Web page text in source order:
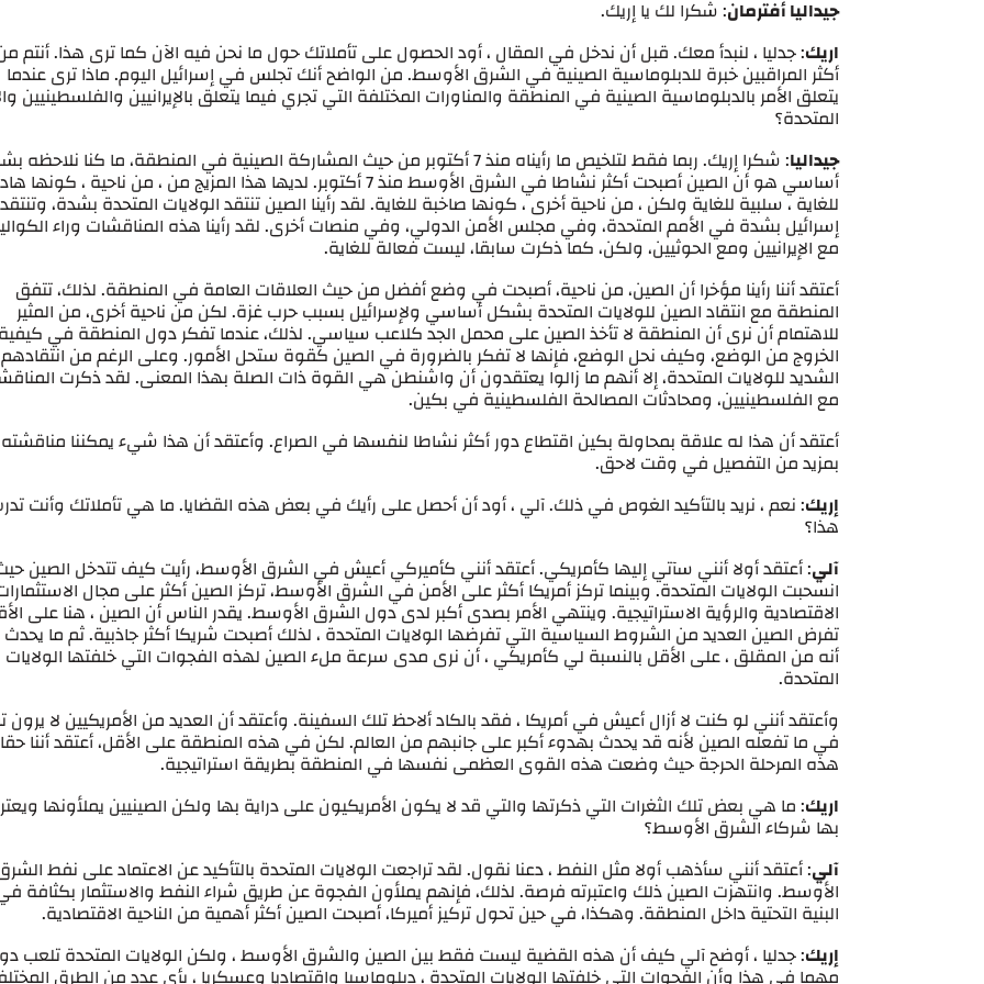
جيداليا أفترمان: شكرا لك يا إريك.
اريك: جدليا ، لنبدأ معك. قبل أن ندخل في المقال ، أود الحصول على تأملاتك حول ما نحن فيه الآن كما ترى هذا. أنتم
أكثر المراقبين خبرة للدبلوماسية الصينية في الشرق الأوسط. من الواضح أنك تجلس في إسرائيل اليوم. ماذا ترى عندما
يتعلق الأمر بالدبلوماسية الصينية في المنطقة والمناورات المختلفة التي تجري فيما يتعلق بالإيرانيين والفلسطينيين
المتحدة؟
جيداليا
: شكرا إريك. ربما فقط لتلخيص ما رأيناه منذ 7 أكتوبر من حيث المشاركة الصينية في المنطقة، ما كنا
أساسي هو أن الصين أصبحت أكثر نشاطا في الشرق الأوسط منذ 7 أكتوبر. لديها هذا المزيج من ، من ناحية ،
للغاية ، سلبية للغاية ولكن ، من ناحية أخرى ، كونها صاخبة للغاية. لقد رأينا الصين تنتقد الولايات المتحدة بشدة، وتنتقد
إسرائيل بشدة في الأمم المتحدة، وفي مجلس الأمن الدولي، وفي منصات أخرى. لقد رأينا هذه المناقشات وراء
مع الإيرانيين ومع الحوثيين، ولكن، كما ذكرت سابقا، ليست فعالة للغاية.
أعتقد أننا رأينا مؤخرا أن الصين، من ناحية، أصبحت في وضع أفضل من حيث العلاقات العامة في المنطقة. لذلك، تتفق
المنطقة مع انتقاد الصين للولايات المتحدة بشكل أساسي ولإسرائيل بسبب حرب غزة. لكن من ناحية أخرى، من المثير
للاهتمام أن نرى أن المنطقة لا تأخذ الصين على محمل الجد كلاعب سياسي. لذلك، عندما تفكر دول المنطقة في كيفية
الخروج من الوضع، وكيف نحل الوضع، فإنها لا تفكر بالضرورة في الصين كقوة ستحل الأمور. وعلى الرغم من انتقادهم
الشديد للولايات المتحدة، إلا أنهم ما زالوا يعتقدون أن واشنطن هي القوة ذات الصلة بهذا المعنى. لقد ذكرت
مع الفلسطينيين، ومحادثات المصالحة الفلسطينية في بكين.
أعتقد أن هذا له علاقة بمحاولة بكين اقتطاع دور أكثر نشاطا لنفسها في الصراع. وأعتقد أن هذا شيء يمكننا مناقشته
بمزيد من التفصيل في وقت لاحق.
إريك: نعم ، نريد بالتأكيد الغوص في ذلك. آلي ، أود أن أحصل على رأيك في بعض هذه القضايا. ما هي تأملاتك وأنت
هذا؟
آلي: أعتقد أولا أنني سآتي إليها كأمريكي. أعتقد أنني كأميركي أعيش في الشرق الأوسط، رأيت كيف تتدخل الصين
انسحبت الولايات المتحدة. وبينما تركز أمريكا أكثر على الأمن في الشرق الأوسط، تركز الصين أكثر على مجال
الاقتصادية والرؤية الاستراتيجية. وينتهي الأمر بصدى أكبر لدى دول الشرق الأوسط. يقدر الناس أن الصين ، هنا على
تفرض الصين العديد من الشروط السياسية التي تفرضها الولايات المتحدة ، لذلك أصبحت شريكا أكثر جاذبية. ثم ما
أنه من المقلق ، على الأقل بالنسبة لي كأمريكي ، أن نرى مدى سرعة ملء الصين لهذه الفجوات التي خلفتها الولايات
المتحدة.
وأعتقد أنني لو كنت لا أزال أعيش في أمريكا ، فقد بالكاد ألاحظ تلك السفينة. وأعتقد أن العديد من الأمريكيين لا يرون
في ما تفعله الصين لأنه قد يحدث بهدوء أكبر على جانبهم من العالم. لكن في هذه المنطقة على الأقل، أعتقد أننا
هذه المرحلة الحرجة حيث وضعت هذه القوى العظمى نفسها في المنطقة بطريقة استراتيجية.
اريك: ما هي بعض تلك الثغرات التي ذكرتها والتي قد لا يكون الأمريكيون على دراية بها ولكن الصينيين يملأونها
بها شركاء الشرق الأوسط؟
آلي: أعتقد أنني سأذهب أولا مثل النفط ، دعنا نقول. لقد تراجعت الولايات المتحدة بالتأكيد عن الاعتماد على نفط
الأوسط. وانتهزت الصين ذلك واعتبرته فرصة. لذلك، فإنهم يملأون الفجوة عن طريق شراء النفط والاستثمار بكثافة
البنية التحتية داخل المنطقة. وهكذا، في حين تحول تركيز أميركا، أصبحت الصين أكثر أهمية من الناحية الاقتصادية.
إريك: جدليا ، أوضح آلي كيف أن هذه القضية ليست فقط بين الصين والشرق الأوسط ، ولكن الولايات المتحدة تلعب
مهما في هذا وأن الفجوات التي خلفتها الولايات المتحدة ، دبلوماسيا واقتصاديا وعسكريا ، بأي عدد من الطرق